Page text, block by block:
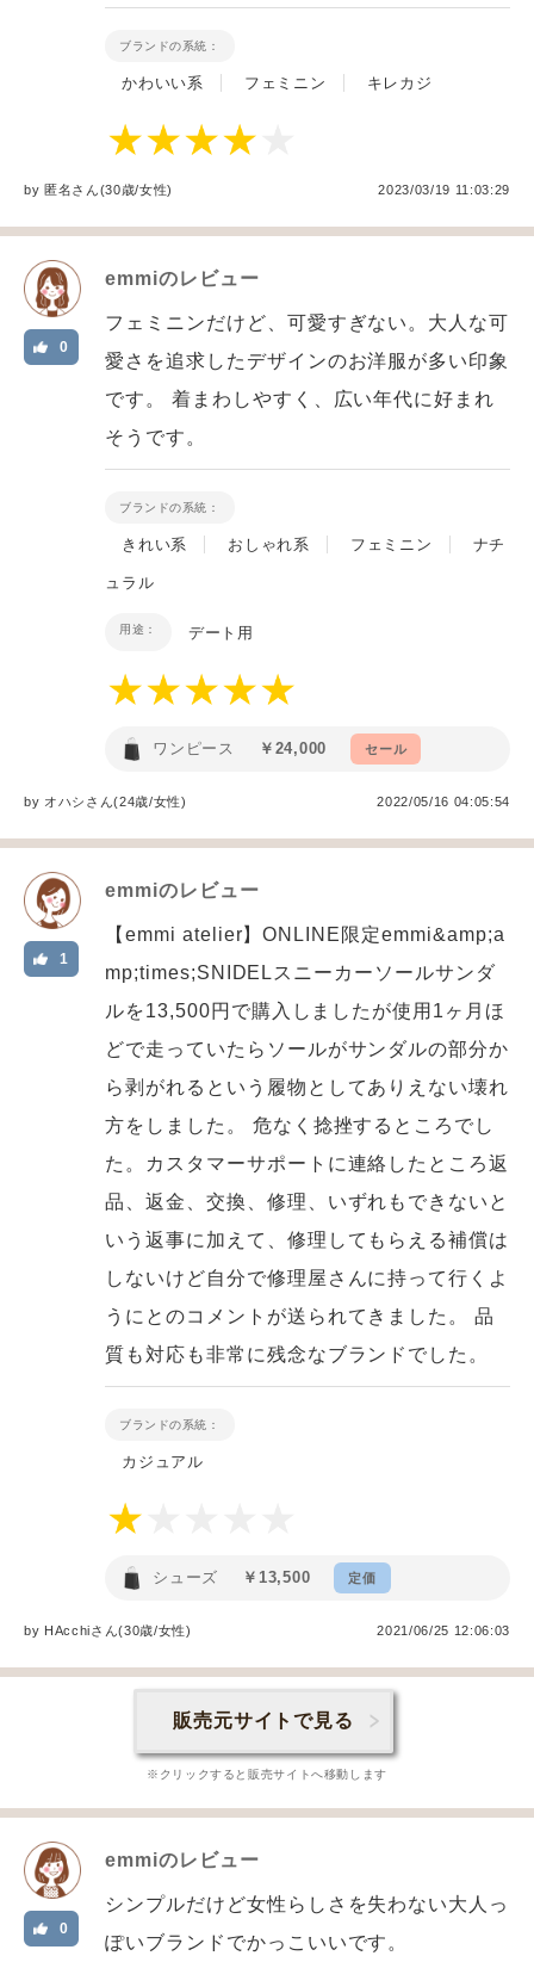
ブランドの系統：
かわいい系 フェミニン キレカジ
by匿名さん(30歳/女性) 2023/03/19 11:03:29
emmiのレビュー
0
フェミニンだけど、可愛すぎない。大人な可
愛さを追求したデザインのお洋服が多い印象
です。 着まわしやすく、広い年代に好まれ
そうです。
ブランドの系統：
きれい系 おしゃれ系 フェミニン ナチ
ュラル
用途： デート用
ワンピース ￥24,000 セール
by オハシ さん(24歳/女性) 2022/05/16 04:05:54
emmiのレビュー
1
【emmi atelier】ONLINE限定emmi&amp;a
mp;times;SNIDELスニーカーソールサンダ
ルを13,500円で購入しましたが使用1ヶ月ほ
どで走っていたらソールがサンダルの部分か
ら剥がれるという履物としてありえない壊れ
方をしました。 危なく捻挫するところでし
た。カスタマーサポートに連絡したところ返
品、返金、交換、修理、いずれもできないと
いう返事に加えて、修理してもらえる補償は
しないけど自分で修理屋さんに持って行くよ
うにとのコメントが送られてきました。 品
質も対応も非常に残念なブランドでした。
ブランドの系統：
カジュアル
シューズ ￥13,500 定価
by HAcchiさん(30歳/女性) 2021/06/25 12:06:03
販売元サイトで見る
※クリックすると販売サイトへ移動します
emmiのレビュー
0
シンプルだけど女性らしさを失わない大人っ
ぽいブランドでかっこいいです。